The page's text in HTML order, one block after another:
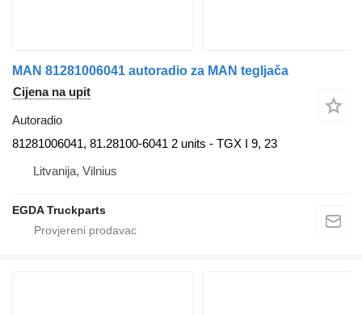
MAN 81281006041 autoradio za MAN tegljača
Cijena na upit
Autoradio
81281006041, 81.28100-6041 2 units - TGX I 9, 23
Litvanija, Vilnius
EGDA Truckparts